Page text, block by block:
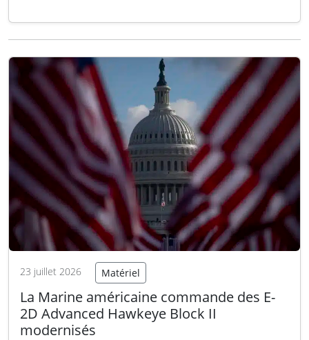
E-2D Advanced Hawkeye Block II. Ce contrat
soutien associé des trois appareils, avec…Lire
la suite
23 juillet 2026 Matériel
La Marine américaine commande des E-
2D Advanced Hawkeye Block II
modernisés